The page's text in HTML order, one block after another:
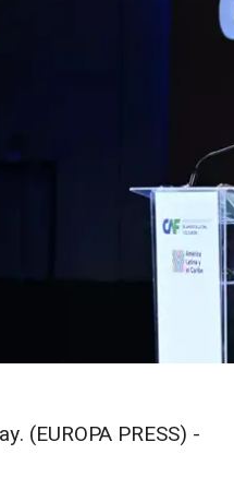
(EUROPA PRESS) -